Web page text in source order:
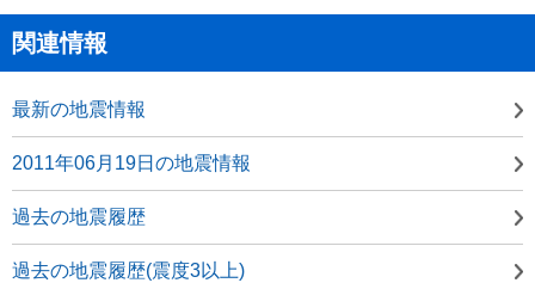
関連情報
最新の地震情報
2011年06月19日の地震情報
過去の地震履歴
過去の地震履歴(震度3以上)